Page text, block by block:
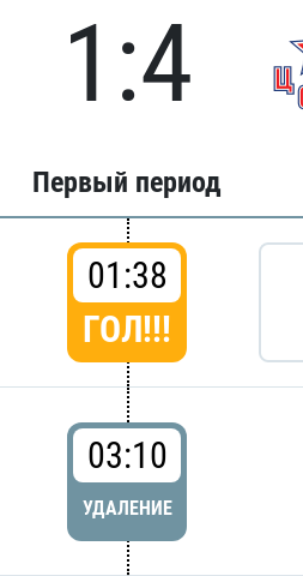
1:4
Первый период
01:38
ГОЛ!!!
03:10
УДАЛЕНИЕ